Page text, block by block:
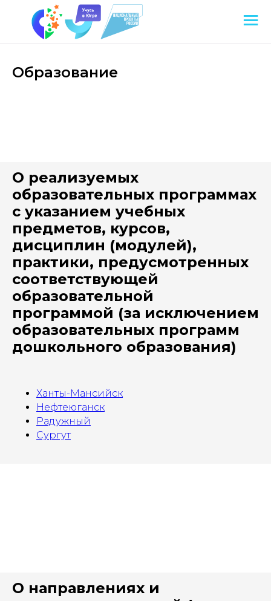
Образование
О реализуемых
образовательных программах
с указанием учебных
предметов, курсов,
дисциплин (модулей),
практики, предусмотренных
соответствующей
образовательной
программой (за исключением
образовательных программ
дошкольного образования)
Ханты-Мансийск
Нефтеюганск
Радужный
Сургут
О направлениях и